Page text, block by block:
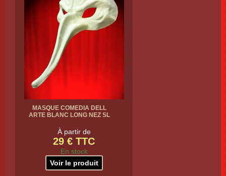
MASQUE COMEDIA DELL
ARTE BLANC LONG NEZ SL
À partir de
29 € TTC
En stock
Voir le produit